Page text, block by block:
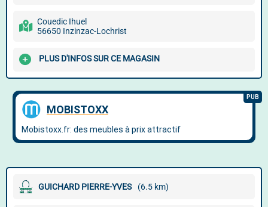
Couedic Ihuel
56650 Inzinzac-Lochrist
PLUS D'INFOS SUR CE MAGASIN
GUICHARD PIERRE-YVES (6.5 km)